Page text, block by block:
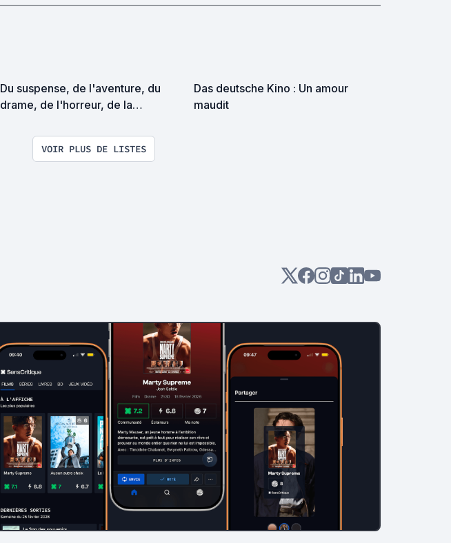
Du suspense, de l'aventure, du
drame, de l'horreur, de la
peu voire beaucoup de cuisse tant
qu'à faire?! Bienvenue aux petits
Das deutsche Kino : Un amour
maudit
VOIR PLUS DE LISTES